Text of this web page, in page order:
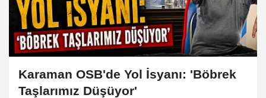
Karaman OSB'de Yol İsyanı: 'Böbrek
Taşlarımız Düşüyor'